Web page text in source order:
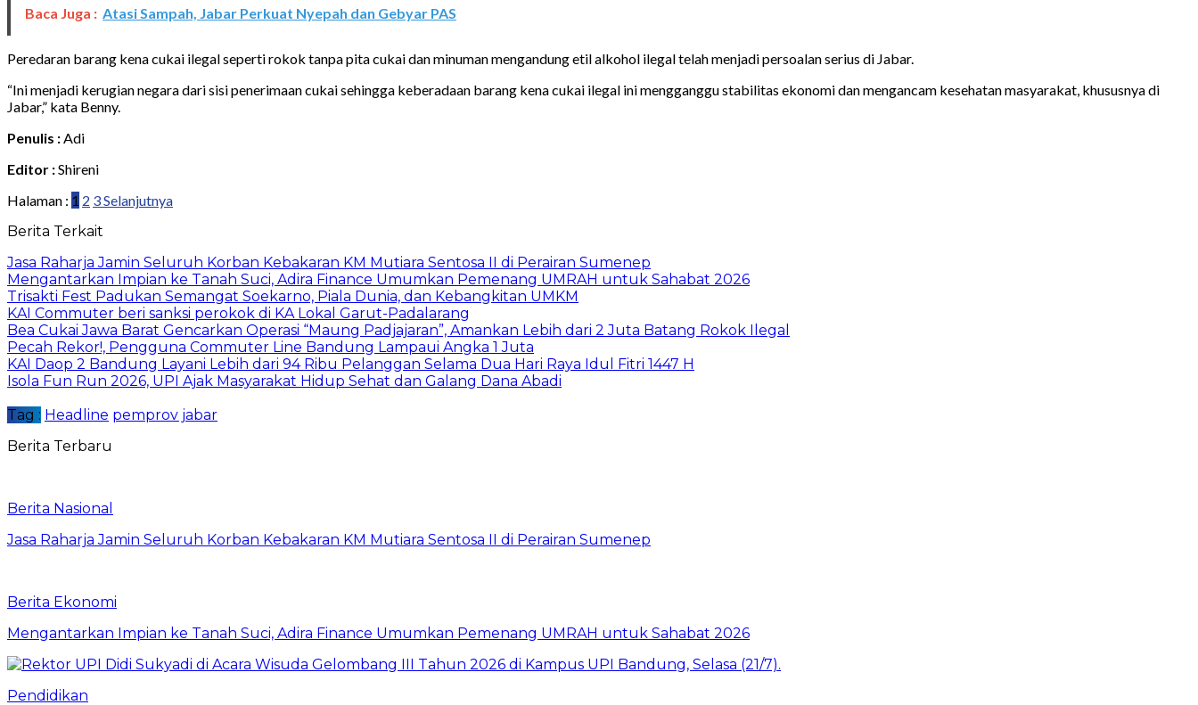
Baca Juga : Atasi Sampah, Jabar Perkuat Nyepah dan Gebyar PAS
Peredaran barang kena cukai ilegal seperti rokok tanpa pita cukai dan minuman mengandung etil alkohol ilegal telah menjadi persoalan serius di Jabar.
“Ini menjadi kerugian negara dari sisi penerimaan cukai sehingga keberadaan barang kena cukai ilegal ini mengganggu stabilitas ekonomi dan mengancam kesehatan masyarakat, khususnya di
Jabar,” kata Benny.
Penulis :Adi
Editor :Shireni
Halaman : 1 2 3Selanjutnya
Berita Terkait
Jasa Raharja Jamin Seluruh Korban Kebakaran KM Mutiara Sentosa II di Perairan Sumenep
Mengantarkan Impian ke Tanah Suci, Adira Finance Umumkan Pemenang UMRAH untuk Sahabat 2026
Trisakti Fest Padukan Semangat Soekarno, Piala Dunia, dan Kebangkitan UMKM
KAI Commuter beri sanksi perokok di KA Lokal Garut-Padalarang
Bea Cukai Jawa Barat Gencarkan Operasi “Maung Padjajaran”, Amankan Lebih dari 2 Juta Batang Rokok Ilegal
Pecah Rekor!, Pengguna Commuter Line Bandung Lampaui Angka 1 Juta
KAI Daop 2 Bandung Layani Lebih dari 94 Ribu Pelanggan Selama Dua Hari Raya Idul Fitri 1447 H
Isola Fun Run 2026, UPI Ajak Masyarakat Hidup Sehat dan Galang Dana Abadi
Tag : Headline pemprov jabar
Berita Terbaru
Berita Nasional
Jasa Raharja Jamin Seluruh Korban Kebakaran KM Mutiara Sentosa II di Perairan Sumenep
Berita Ekonomi
Mengantarkan Impian ke Tanah Suci, Adira Finance Umumkan Pemenang UMRAH untuk Sahabat 2026
Pendidikan